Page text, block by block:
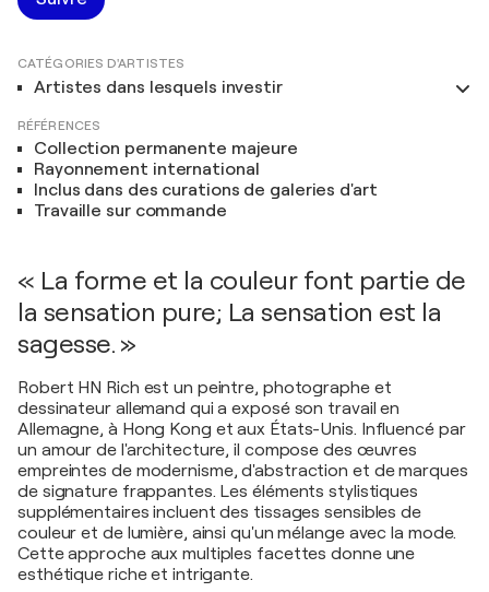
CATÉGORIES D'ARTISTES
Artistes dans lesquels investir
RÉFÉRENCES
Collection permanente majeure
Rayonnement international
Inclus dans des curations de galeries d'art
Travaille sur commande
« La forme et la couleur font partie de
la sensation pure; La sensation est la
sagesse. »
Robert HN Rich est un peintre, photographe et
dessinateur allemand qui a exposé son travail en
Allemagne, à Hong Kong et aux États-Unis. Influencé par
un amour de l'architecture, il compose des œuvres
empreintes de modernisme, d'abstraction et de marques
de signature frappantes. Les éléments stylistiques
supplémentaires incluent des tissages sensibles de
couleur et de lumière, ainsi qu'un mélange avec la mode.
Cette approche aux multiples facettes donne une
esthétique riche et intrigante.